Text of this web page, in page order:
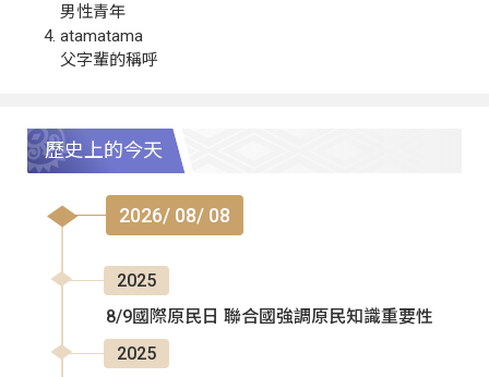
男性青年
atamatama
父字輩的稱呼
歷史上的今天
2026/ 08/ 08
2025
8/9國際原民日 聯合國強調原民知識重要性
2025